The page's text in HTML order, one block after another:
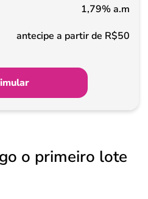
1,79% a.m
antecipe a partir de R$50
o primeiro lote